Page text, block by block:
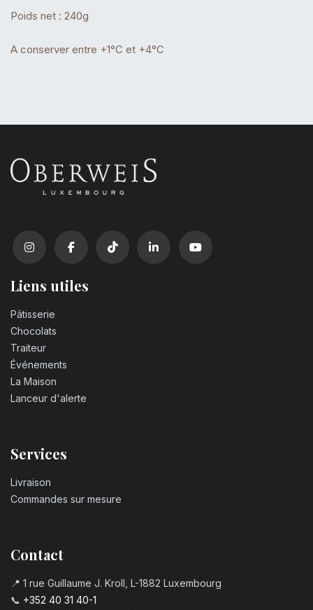
Poids net : 240g
A conserver entre +1°C et +4°C
Liens utiles
Pâtisserie
Chocolats
Traiteur
Événements
La Maison
Lanceur d'alerte
Services
Livraison
Commandes sur mesure
Contact
📍 1 rue Guillaume J. Kroll, L-1882 Luxembourg
📞 +352 40 31 40-1